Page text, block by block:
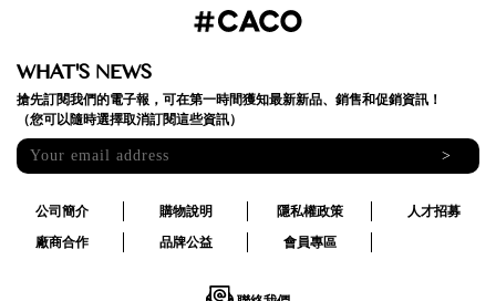
WHAT'S NEWS
搶先訂閱我們的電子報，可在第一時間獲知最新新品、銷售和促銷資訊！
（您可以隨時選擇取消訂閱這些資訊）
>
公司簡介 購物說明 隱私權政策
人才招募
廠商合作
品牌公益 會員專區